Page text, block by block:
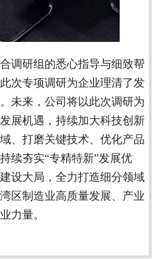
调研组的悉心指导与细致帮
次专项调研为企业理清了发
未来，公司将以此次调研为
展机遇，持续加大科技创新
、打磨关键技术、优化产品
续夯实“专精特新”发展优
设大局，全力打造细分领域
区制造业高质量发展、产业
力量。